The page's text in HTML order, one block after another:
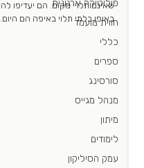
פוליטיקה ארגונית
חווית מועמד
כללי
ספרים
סורסינג
מנהל מגייס
מיתון
לימודים
עמק הסיליקון
שאינם תלויי מקום. הם יעדיפו
באופן בלתי תלוי באיפה הם היום.